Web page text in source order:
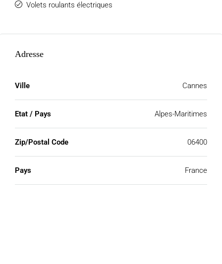
Volets roulants électriques
Adresse
Ville Cannes
Etat / Pays Alpes-Maritimes
Zip/Postal Code 06400
Pays France